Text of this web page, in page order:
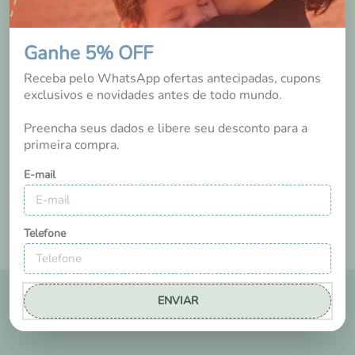
Ganhe 5% OFF
Receba pelo WhatsApp ofertas antecipadas, cupons
exclusivos e novidades antes de todo mundo.
Preencha seus dados e libere seu desconto para a
primeira compra.
E-mail
Telefone
ENVIAR
AVALIAÇÕES DOS
NOSSOS CLIENTES
Tem esse produto? Seja o primeiro a avaliá-lo!